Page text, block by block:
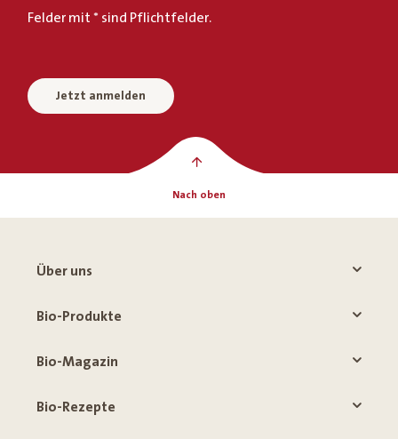
Felder mit * sind Pflichtfelder.
Jetzt anmelden
Nach oben
Über uns
Bio-Produkte
Bio-Magazin
Bio-Rezepte